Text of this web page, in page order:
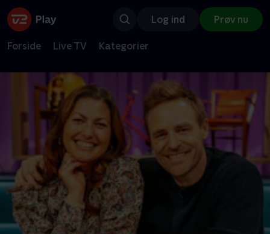
Log ind Prøv nu
Forside Live TV Kategorier